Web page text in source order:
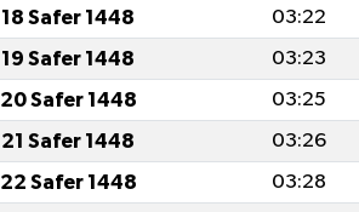
18 Safer 1448 03:22
19 Safer 1448 03:23
20 Safer 1448 03:25
21 Safer 1448 03:26
22 Safer 1448 03:28